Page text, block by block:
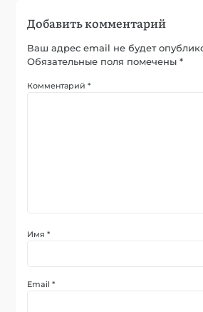
Добавить комментарий
Ваш адрес email не будет
Обязательные поля помечены*
Комментарий*
Имя*
Email*